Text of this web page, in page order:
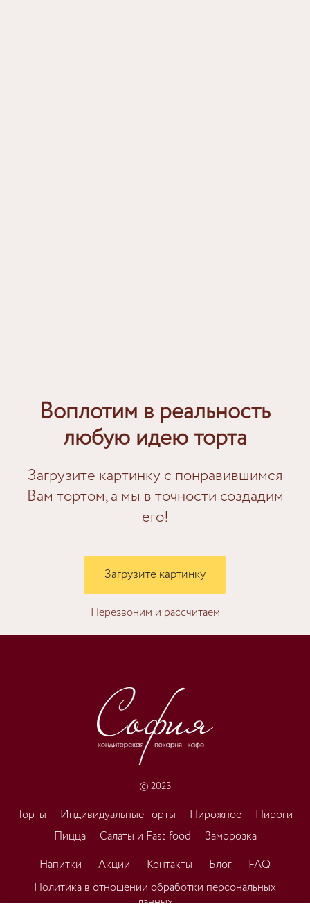
Воплотим в реальность
любую идею торта
Загрузите картинку с понравившимся
Вам тортом, а мы в точности создадим
его!
Загрузите картинку
Перезвоним и рассчитаем
© 2023
Торты Индивидуальные торты Пирожное
Пироги
Пицца
Салаты и Fast food
Заморозка
Напитки
Акции Контакты Блог
FAQ
Политика в отношении обработки персональных
данных